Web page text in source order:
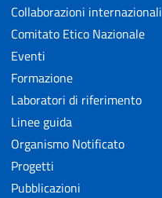
Collaborazioni internazionali
Comitato Etico Nazionale
Eventi
Formazione
Laboratori di riferimento
Linee guida
Organismo Notificato
Progetti
Pubblicazioni